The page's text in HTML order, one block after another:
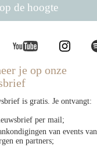
de hoogte
je op onze
is gratis. Je ontvangt:
per mail;
van events van
en partners;